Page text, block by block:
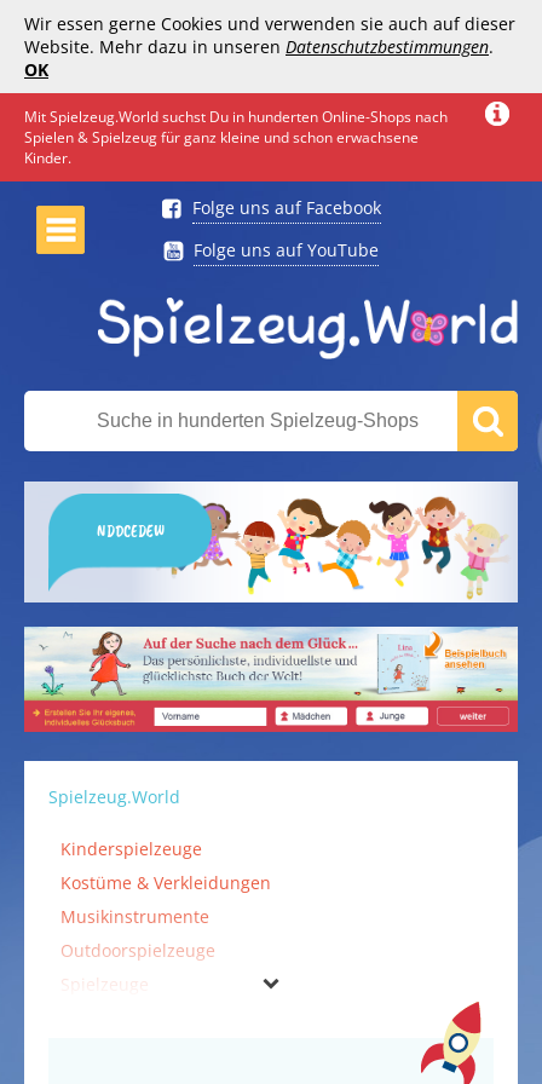
Wir essen gerne Cookies und verwenden sie auch auf dieser
Website. Mehr dazu in unseren Datenschutzbestimmungen.
OK
Mit Spielzeug.World suchst Du in hunderten Online-Shops nach
Spielen & Spielzeug für ganz kleine und schon erwachsene
Kinder.
Folge uns auf Facebook
Folge uns auf YouTube
NDDCEDEW
Spielzeug.World
Kinderspielzeuge
Kostüme & Verkleidungen
Musikinstrumente
Outdoorspielzeuge
Spielzeuge